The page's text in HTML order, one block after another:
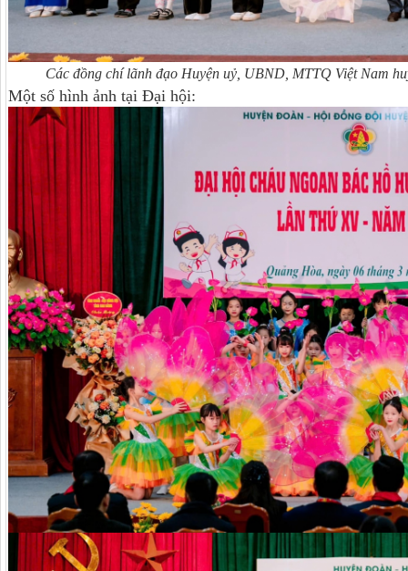
Các đồng chí lãnh đạo Huyện uỷ, UBND, MTTQ Việt Nam
Một số hình ảnh tại Đại hội: